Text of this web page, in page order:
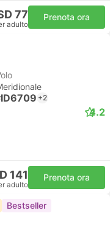
77
adulto
Prenota ora
+2
4.2
141
adulto
Prenota ora
Bestseller